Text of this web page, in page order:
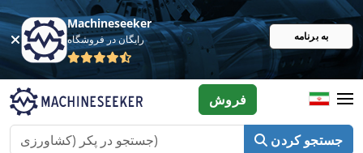
Machineseeker
رایگان در فروشگاه به برنامه
جستجو کردن
فروش